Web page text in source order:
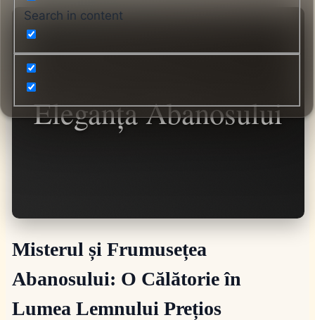
Eleganța Abanosului
Misterul și Frumusețea
Abanosului: O Călătorie în
Lumea Lemnului Prețios
Search in content